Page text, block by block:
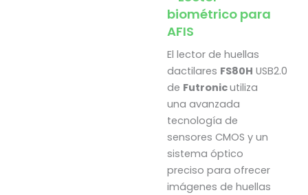
biométrico para
AFIS
El lector de huellas
dactilares FS80H USB2.0
de Futronicutiliza
una avanzada
tecnología de
sensores CMOS y un
sistema óptico
preciso para ofrecer
imágenes de huellas